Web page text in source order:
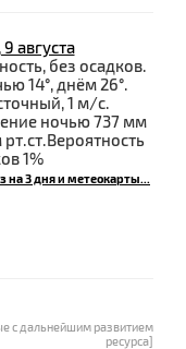
августа
без осадков.
14°, днём 26°.
1 м/с.
ночью 737 мм
1%
на 3 дня и метеокарты...
с дальнейшим развитием
ресурса]